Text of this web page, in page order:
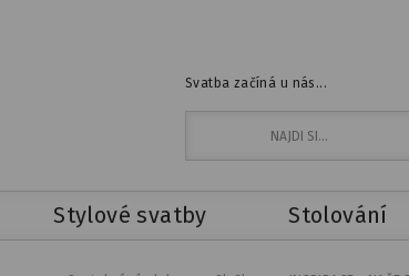
Svatba začíná u nás...
Stylové svatby Stolování